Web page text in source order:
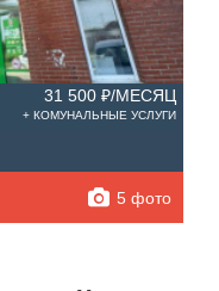
31 500 ₽/МЕСЯЦ
+ КОМУНАЛЬНЫЕ УСЛУГИ
5 фото